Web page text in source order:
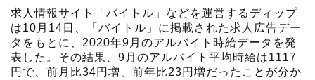
求人情報サイト「バイトル」などを運営するディップ
は10月14日、「バイトル」に掲載された求人広告デー
タをもとに、2020年9月のアルバイト時給データを発
表した。その結果、9月のアルバイト平均時給は1117
円で、前月比34円増、前年比23円増だったことが分か